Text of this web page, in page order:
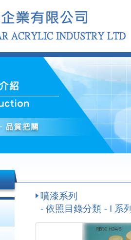
噴漆系列
- 依照目錄分類 - I 系列